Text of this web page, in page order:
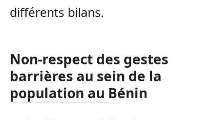
différents bilans.
Non-respect des gestes
barrières au sein de la
population au Bénin